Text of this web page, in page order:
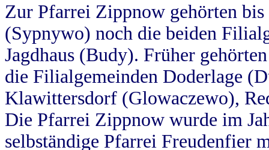
Zur Pfarrei Zippnow gehörten
(Sypnywo) noch die beiden
Jagdhaus (Budy). Früher
die Filialgemeinden Doderlage
Klawittersdorf (Glowaczewo),
Die Pfarrei Zippnow wurde im
selbständige Pfarrei Freudenfier